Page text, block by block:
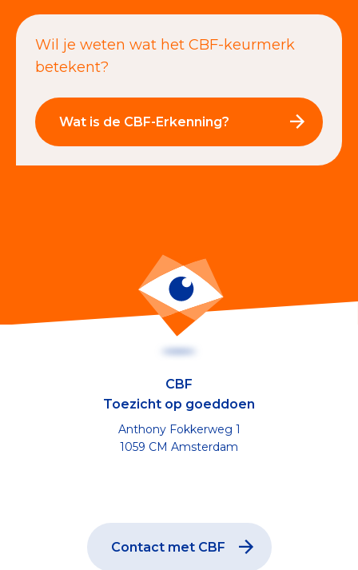
Wil je weten wat het CBF-keurmerk
betekent?
Wat is de CBF-Erkenning?
CBF
Toezicht op goeddoen
Anthony Fokkerweg 1
1059 CM Amsterdam
Contact met CBF